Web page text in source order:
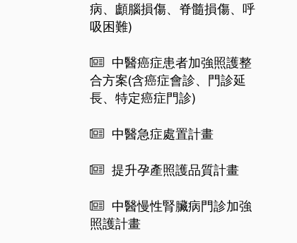
病、顱腦損傷、脊髓損傷、呼
吸困難)
中醫癌症患者加強照護整
合方案(含癌症會診、門診延
長、特定癌症門診)
中醫急症處置計畫
提升孕產照護品質計畫
中醫慢性腎臟病門診加強
照護計畫